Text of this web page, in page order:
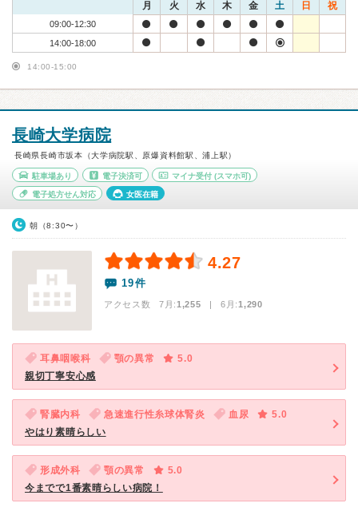
月 火 水 木 金 土 日 祝
09:00-12:30
14:00-18:00
14:00-15:00
長崎大学病院
長崎県長崎市坂本（大学病院駅、原爆資料館駅、浦上駅）
駐車場あり 電子決済可 マイナ受付 (スマホ可)
電子処方せん対応 女医在籍
朝（8:30〜）
4.27
19件
アクセス数 7月:1,255 | 6月:1,290
耳鼻咽喉科 顎の異常
5.0
親切丁寧安心感
腎臓内科 急速進行性糸球体腎炎 血尿
5.0
やはり素晴らしい
形成外科 顎の異常
5.0
今までで1番素晴らしい病院！